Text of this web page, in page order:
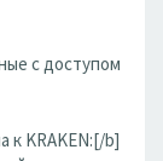
с доступом
к KRAKEN:[/b]